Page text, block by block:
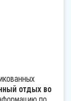
отдых во